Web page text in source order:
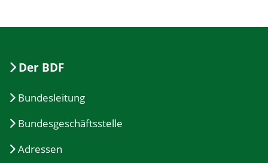
Der BDF
Bundesleitung
Bundesgeschäftsstelle
Adressen